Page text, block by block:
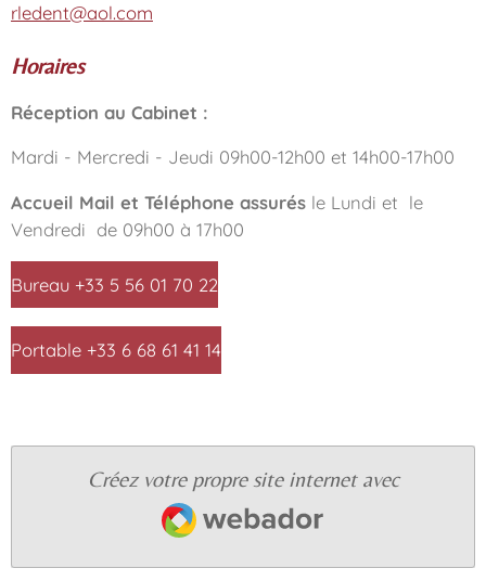
rledent@aol.com
Horaires
Réception au Cabinet :
Mardi - Mercredi - Jeudi 09h00-12h00 et 14h00-17h00
Accueil Mail et Téléphone assurés le Lundi et le
Vendredi de 09h00 à 17h00
Bureau +33 5 56 01 70 22
Portable +33 6 68 61 41 14
Créez votre propre site internet avec
Webador